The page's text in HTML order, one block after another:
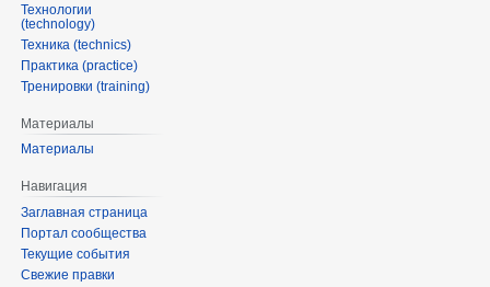
Технологии
(technology)
Техника (technics)
Практика (practice)
Тренировки (training)
Материалы
Материалы
Навигация
Заглавная страница
Портал сообщества
Текущие события
Свежие правки